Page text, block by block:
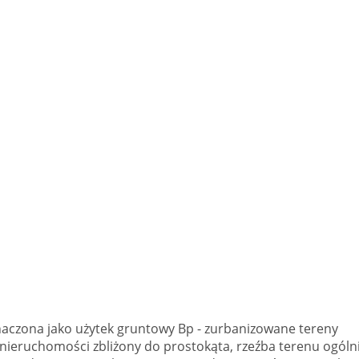
jako użytek gruntowy Bp - zurbanizowane tereny
zbliżony do prostokąta, rzeźba terenu